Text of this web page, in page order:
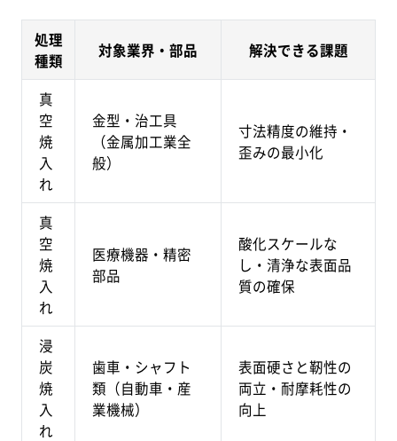
処理
種類
対象業界・部品 解決できる課題
真
空
焼
入
れ
金型・治工具
（金属加工業全
般）
寸法精度の維持・
歪みの最小化
真
空
焼
入
れ
医療機器・精密
部品
酸化スケールな
し・清浄な表面品
質の確保
浸
炭
焼
入
れ
歯車・シャフト
類（自動車・産
業機械）
表面硬さと靭性の
両立・耐摩耗性の
向上